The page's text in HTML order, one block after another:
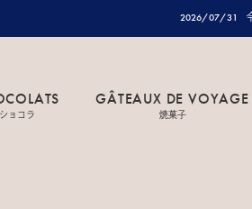
2026/07/31
ショコラ
GÂTEAUX DE VOYAGE
焼菓子